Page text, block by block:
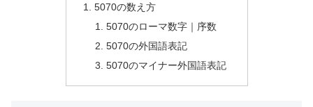
5070の数え方
5070のローマ数字｜序数
5070の外国語表記
5070のマイナー外国語表記